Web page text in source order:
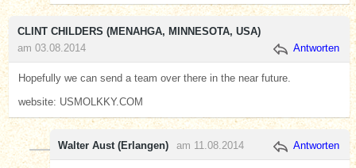
CLINT CHILDERS (MENAHGA, MINNESOTA, USA)
am 03.08.2014
Antworten
Hopefully we can send a team over there in the near future.
website: USMOLKKY.COM
Walter Aust (Erlangen) am 11.08.2014 Antworten